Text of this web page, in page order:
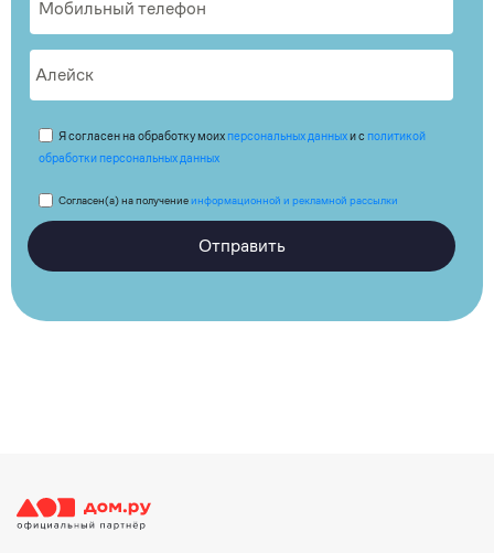
Я согласен на обработку моих персональных данныхи с политикой
обработки персональных данных
Согласен(а) на получениеинформационной и рекламной рассылки
Отправить